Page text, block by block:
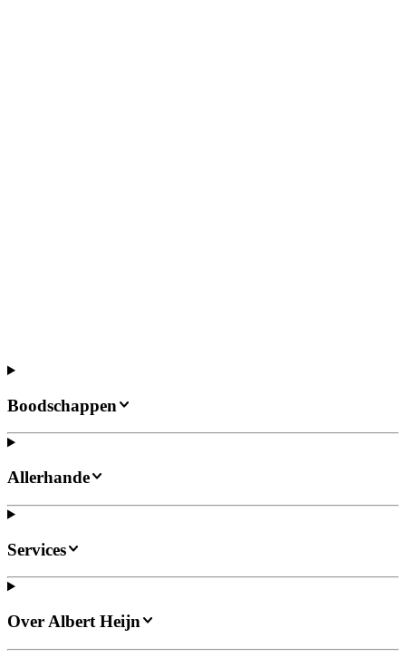
Boodschappen
Allerhande
Services
Over Albert Heijn